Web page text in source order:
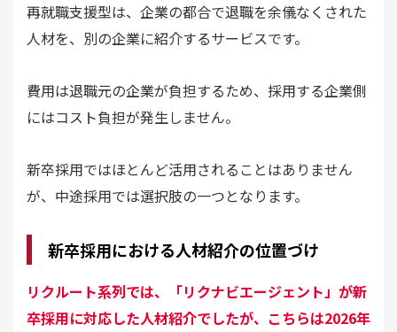
再就職支援型は、企業の都合で退職を余儀なくされた
人材を、別の企業に紹介するサービスです。
費用は退職元の企業が負担するため、採用する企業側
にはコスト負担が発生しません。
新卒採用ではほとんど活用されることはありません
が、中途採用では選択肢の一つとなります。
新卒採用における人材紹介の位置づけ
リクルート系列では、「リクナビエージェント」が新
卒採用に対応した人材紹介でしたが、こちらは2026年